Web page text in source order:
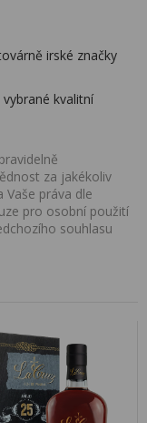
irské značky
kvalitní
za jakékoliv
Vaše práva dle
pro osobní použití
souhlasu